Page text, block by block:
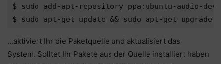
$ sudo add-apt-repository ppa:ubuntu-audio-dev/
…aktiviert Ihr die Paketquelle und aktualisiert das
System. Solltet Ihr Pakete aus der Quelle installiert haben